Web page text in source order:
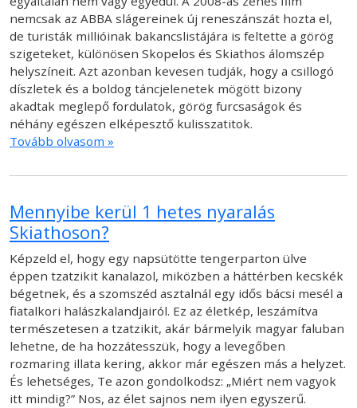
nemcsak az ABBA slágereinek új reneszánszát hozta el,
de turisták millióinak bakancslistájára is feltette a görög
szigeteket, különösen Skopelos és Skiathos álomszép
helyszíneit. Azt azonban kevesen tudják, hogy a csillogó
díszletek és a boldog táncjelenetek mögött bizony
akadtak meglepő fordulatok, görög furcsaságok és
néhány egészen elképesztő kulisszatitok.
Tovább olvasom »
Mennyibe kerül 1 hetes nyaralás
Skiathoson?
Képzeld el, hogy egy napsütötte tengerparton ülve
éppen tzatzikit kanalazol, miközben a háttérben kecskék
bégetnek, és a szomszéd asztalnál egy idős bácsi mesél a
fiatalkori halászkalandjairól. Ez az életkép, leszámítva
természetesen a tzatzikit, akár bármelyik magyar faluban
lehetne, de ha hozzátesszük, hogy a levegőben
rozmaring illata kering, akkor már egészen más a helyzet.
És lehetséges, Te azon gondolkodsz: „Miért nem vagyok
itt mindig?” Nos, az élet sajnos nem ilyen egyszerű.